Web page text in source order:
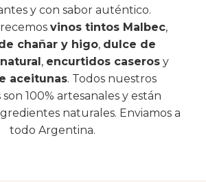
y con sabor auténtico.
vinos tintos Malbec,
chañar y higo, dulce de
, encurtidos caseros y
aceitunas. Todos nuestros
100% artesanales y están
naturales. Enviamos a
todo Argentina.